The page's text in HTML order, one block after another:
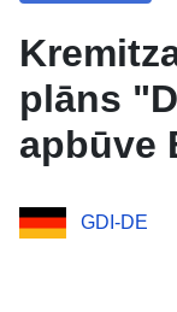
plāns
apbūve
GDI-DE